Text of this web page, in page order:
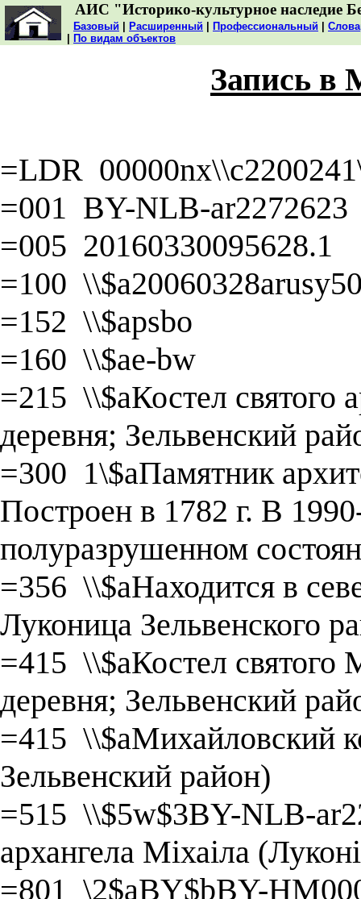
АИС "Историко-культурное наследие
Базовый Расширенный Профессиональный
По видам объектов
Запись в
=LDR
=001 BY-NLB-ar2272623
=005 20160330095628.1
=100
=152 \\$apsbo
=160 \\$ae-bw
=215 \\$aКостел святого
деревня; Зельвенский
=300 1\$aПамятник
Построен в 1782 г. В
полуразрушенном
=356 \\$aНаходится в
Луконица Зельвенского
=415 \\$aКостел святого
деревня; Зельвенский
=415 \\$aМихайловский
Зельвенский район)
=515 \\$5w$3BY-NLB-
архангела Міхаіла
=801 \2$aBY$bBY-